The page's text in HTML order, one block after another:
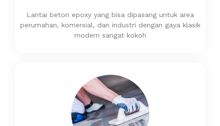
Lantai beton epoxy yang bisa dipasang untuk area
perumahan, komersial, dan industri dengan gaya klasik
modern sangat kokoh